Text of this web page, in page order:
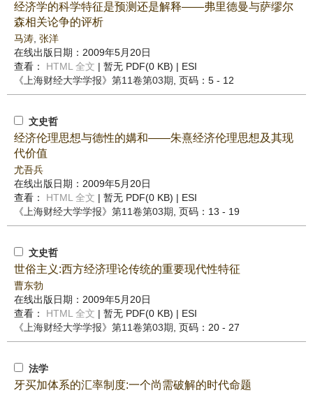
经济学的科学特征是预测还是解释——弗里德曼与萨缪尔
森相关论争的评析
马涛 张洋
在线出版日期：2009年5月20日
查看： HTML 全文 | 暂无 PDF(0 KB) | ESI
《上海财经大学学报》 第11卷第03期 , 页码：5 - 12
文史哲
经济伦理思想与德性的媾和——朱熹经济伦理思想及其现
代价值
尤吾兵
在线出版日期：2009年5月20日
查看： HTML 全文 | 暂无 PDF(0 KB) | ESI
《上海财经大学学报》 第11卷第03期 , 页码：13 - 19
文史哲
世俗主义:西方经济理论传统的重要现代性特征
曹东勃
在线出版日期：2009年5月20日
查看： HTML 全文 | 暂无 PDF(0 KB) | ESI
《上海财经大学学报》 第11卷第03期 , 页码：20 - 27
法学
牙买加体系的汇率制度:一个尚需破解的时代命题